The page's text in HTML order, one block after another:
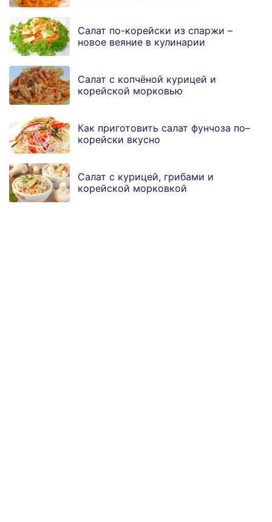
Салат по-корейски из спаржи –
новое веяние в кулинарии
Салат с копчёной курицей и
корейской морковью
Как приготовить салат фунчоза по–
корейски вкусно
Салат с курицей, грибами и
корейской морковкой